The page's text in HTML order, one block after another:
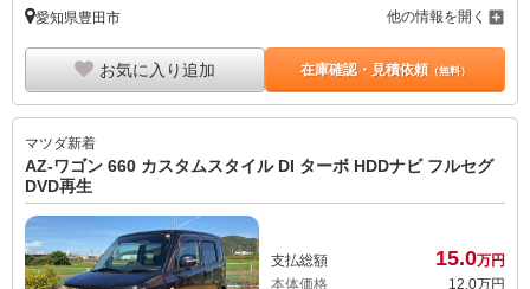
愛知県豊田市 他の情報を開く
お気に入り追加 在庫確認・見積依頼（無料）
マツダ新着
AZ-ワゴン 660 カスタムスタイル DI ターボ HDDナビ フルセグ
DVD再生
支払総額 15.0万円
本体価格
12.0万円